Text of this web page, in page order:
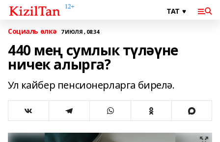
Социаль өлкә 7 ИЮЛЯ , 08:34
440 мең сумлык түләүне
ничек алырга?
Ул кайбер пенсионерларга бирелә.